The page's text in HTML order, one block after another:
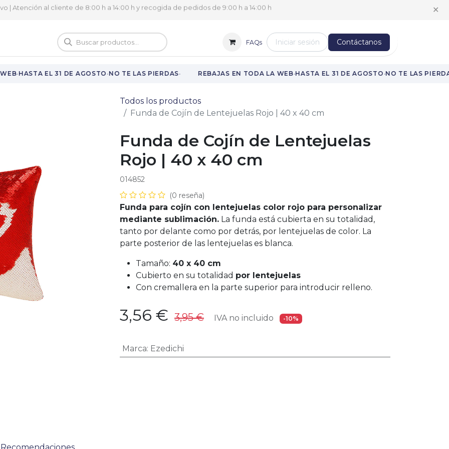
| Atención al cliente de 8:00 h a 14:00 h y recogida de pedidos de 9:00 h a 14:00 h ✕
Vuelta al cole FAQs Iniciar sesión Contáctanos
·HASTA EL 31 DE AGOSTO·NO TE LAS PIERDAS· REBAJAS EN TODA LA WEB·HASTA EL 31 DE AGOSTO·NO TE LAS
Todos los productos
Funda de Cojín de Lentejuelas Rojo | 40 x 40 cm
Funda de Cojín de Lentejuelas
Rojo | 40 x 40 cm
014852
(0 reseña)
Funda para cojín con lentejuelas color rojo para personalizar
mediante sublimación. La funda está cubierta en su totalidad,
tanto por delante como por detrás, por lentejuelas de color. La
parte posterior de las lentejuelas es blanca.
Tamaño: 40 x 40 cm
Cubierto en su totalidad por lentejuelas
Con cremallera en la parte superior para introducir relleno.
3,56 € 3,95€ IVA no incluido -10%
Marca: Ezedichi